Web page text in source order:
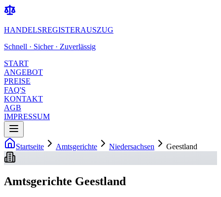
HANDELSREGISTERAUSZUG
Schnell · Sicher · Zuverlässig
START
ANGEBOT
PREISE
FAQ'S
KONTAKT
AGB
IMPRESSUM
Startseite Amtsgerichte Niedersachsen Geestland
Amtsgerichte Geestland